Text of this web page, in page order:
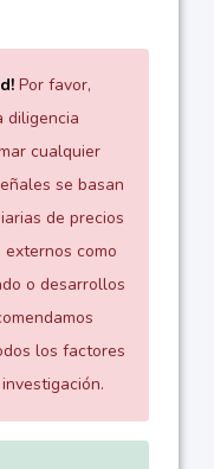
Por favor,
diligencia
cualquier
se basan
de precios
como
o desarrollos
los factores